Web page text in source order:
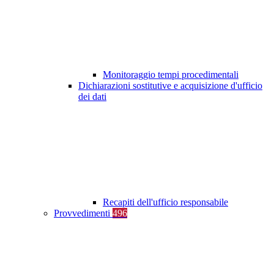
Monitoraggio tempi procedimentali
Dichiarazioni sostitutive e acquisizione d'ufficio
dei dati
Recapiti dell'ufficio responsabile
Provvedimenti 496